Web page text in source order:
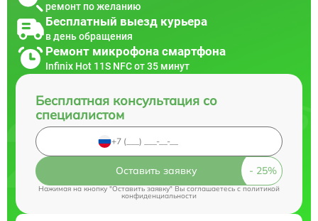
ремонт по желанию
Бесплатный выезд курьера
в день обращения
Ремонт микрофона смартфона
Infinix Hot 11S NFC от 35 минут
Бесплатная консультация со
специалистом
Оставить заявку
Нажимая на кнопку "Оставить заявку" Вы соглашаетесь cполитикой
конфиденциальности